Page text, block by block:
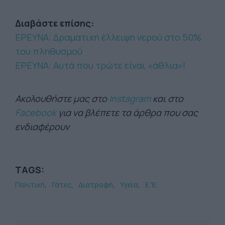
Διαβάστε επίσης:
ΕΡΕΥΝΑ: Δραματική έλλειψη νερού στο 50%
του πληθυσμού
ΕΡΕΥΝΑ: Αυτά που τρώτε είναι «άθλια»!
Ακολουθήστε μας στο Instagramκαι στο
Facebookγια να βλέπετε τα άρθρα που σας
ενδιαφέρουν
TAGS:
Πολιτική Γάτες Διατροφή Υγεία Ε.'Ε.